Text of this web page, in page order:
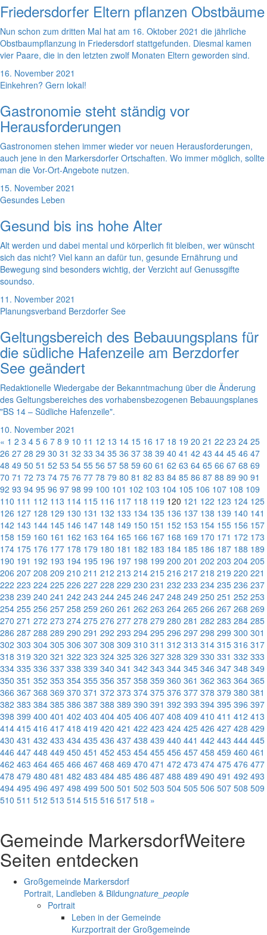
Friedersdorfer Eltern pflanzen Obstbäume
Nun schon zum dritten Mal hat am 16. Oktober 2021 die jährliche
Obstbaumpflanzung in Friedersdorf stattgefunden. Diesmal kamen
vier Paare, die in den letzten zwolf Monaten Eltern geworden sind.
16. November 2021
Einkehren? Gern lokal!
Gastronomie steht ständig vor
Herausforderungen
Gastronomen stehen immer wieder vor neuen Herausforderungen,
auch jene in den Markersdorfer Ortschaften. Wo immer möglich, sollte
man die Vor-Ort-Angebote nutzen.
15. November 2021
Gesundes Leben
Gesund bis ins hohe Alter
Alt werden und dabei mental und körperlich fit bleiben, wer wünscht
sich das nicht? Viel kann an dafür tun, gesunde Ernährung und
Bewegung sind besonders wichtig, der Verzicht auf Genussgifte
soundso.
11. November 2021
Planungsverband Berzdorfer See
Geltungsbereich des Bebauungsplans für
die südliche Hafenzeile am Berzdorfer
See geändert
Redaktionelle Wiedergabe der Bekanntmachung über die Änderung
des Geltungsbereiches des vorhabensbezogenen Bebauungsplanes
"BS 14 – Südliche Hafenzeile".
10. November 2021
« 1 2 3 4 5 6 7 8 9 10 11 12 13 14 15 16 17 18 19 20 21 22 23 24 25
26 27 28 29 30 31 32 33 34 35 36 37 38 39 40 41 42 43 44 45 46 47
48 49 50 51 52 53 54 55 56 57 58 59 60 61 62 63 64 65 66 67 68 69
70 71 72 73 74 75 76 77 78 79 80 81 82 83 84 85 86 87 88 89 90 91
92 93 94 95 96 97 98 99 100 101 102 103 104 105 106 107 108 109
110 111 112 113 114 115 116 117 118 119 120 121 122 123 124 125
126 127 128 129 130 131 132 133 134 135 136 137 138 139 140 141
142 143 144 145 146 147 148 149 150 151 152 153 154 155 156 157
158 159 160 161 162 163 164 165 166 167 168 169 170 171 172 173
174 175 176 177 178 179 180 181 182 183 184 185 186 187 188 189
190 191 192 193 194 195 196 197 198 199 200 201 202 203 204 205
206 207 208 209 210 211 212 213 214 215 216 217 218 219 220 221
222 223 224 225 226 227 228 229 230 231 232 233 234 235 236 237
238 239 240 241 242 243 244 245 246 247 248 249 250 251 252 253
254 255 256 257 258 259 260 261 262 263 264 265 266 267 268 269
270 271 272 273 274 275 276 277 278 279 280 281 282 283 284 285
286 287 288 289 290 291 292 293 294 295 296 297 298 299 300 301
302 303 304 305 306 307 308 309 310 311 312 313 314 315 316 317
318 319 320 321 322 323 324 325 326 327 328 329 330 331 332 333
334 335 336 337 338 339 340 341 342 343 344 345 346 347 348 349
350 351 352 353 354 355 356 357 358 359 360 361 362 363 364 365
366 367 368 369 370 371 372 373 374 375 376 377 378 379 380 381
382 383 384 385 386 387 388 389 390 391 392 393 394 395 396 397
398 399 400 401 402 403 404 405 406 407 408 409 410 411 412 413
414 415 416 417 418 419 420 421 422 423 424 425 426 427 428 429
430 431 432 433 434 435 436 437 438 439 440 441 442 443 444 445
446 447 448 449 450 451 452 453 454 455 456 457 458 459 460 461
462 463 464 465 466 467 468 469 470 471 472 473 474 475 476 477
478 479 480 481 482 483 484 485 486 487 488 489 490 491 492 493
494 495 496 497 498 499 500 501 502 503 504 505 506 507 508 509
510 511 512 513 514 515 516 517 518 »
Gemeinde MarkersdorfWeitere
Seiten entdecken
Großgemeinde Markersdorf
Portrait, Landleben & Bildungnature_people
Portrait
Leben in der Gemeinde
Kurzportrait der Großgemeinde